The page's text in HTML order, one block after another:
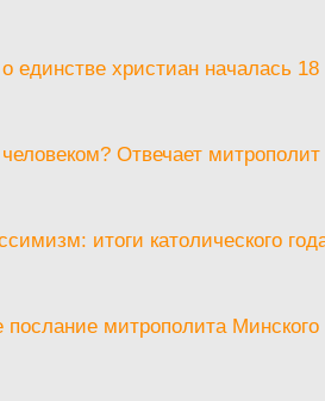
единстве христиан началась 18
Отвечает
итоги католического
послание митрополита Минского